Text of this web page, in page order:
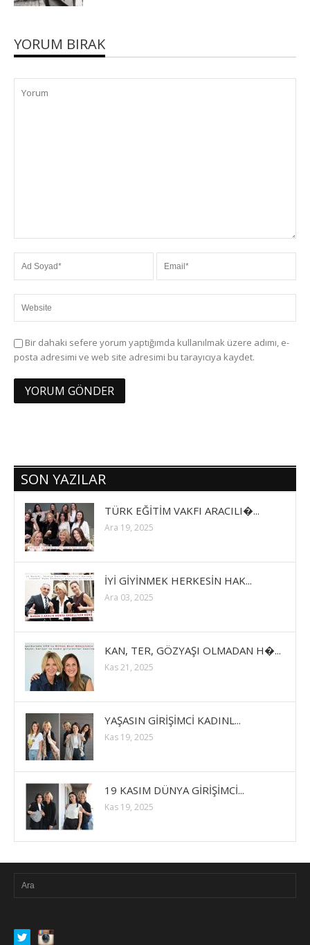
YORUM BIRAK
Bir dahaki sefere yorum yaptığımda kullanılmak üzere adımı, e-
posta adresimi ve web site adresimi bu tarayıcıya kaydet.
SON YAZILAR
TÜRK EĞİTİM VAKFI ARACILI�...
Ara 19, 2025
İYİ GİYİNMEK HERKESİN HAK...
Ara 03, 2025
KAN, TER, GÖZYAŞI OLMADAN H�...
Kas 21, 2025
YAŞASIN GİRİŞİMCİ KADINL...
Kas 19, 2025
19 KASIM DÜNYA GİRİŞİMCİ...
Kas 19, 2025